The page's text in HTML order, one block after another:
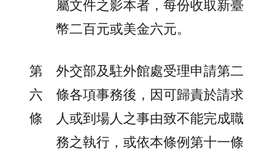
屬文件之影本者，每份收取新臺
幣二百元或美金六元。
第
六
條
外交部及駐外館處受理申請第二
條各項事務後，因可歸責於請求
人或到場人之事由致不能完成職
務之執行，或依本條例第十一條